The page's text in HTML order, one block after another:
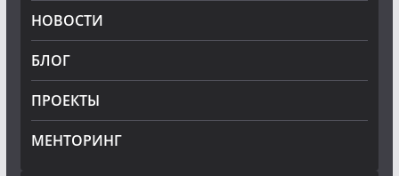
НОВОСТИ
БЛОГ
ПРОЕКТЫ
МЕНТОРИНГ